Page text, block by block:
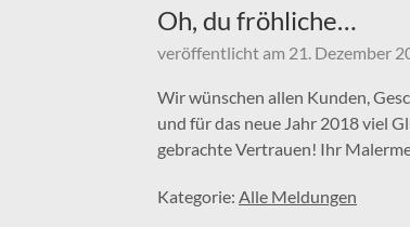
Oh, du fröhliche…
veröffentlicht am 21. Dezember
Wir wünschen allen Kunden,
und für das neue Jahr 2018 viel
gebrachte Vertrauen! Ihr
Kategorie: Alle Meldungen